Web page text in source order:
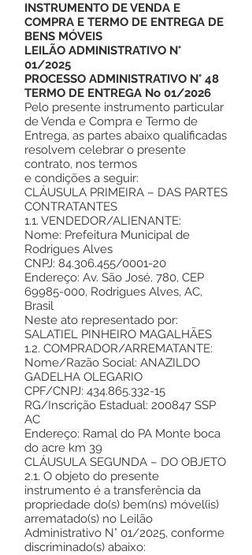
INSTRUMENTO DE VENDA E
COMPRA E TERMO DE ENTREGA DE
BENS MÓVEIS
LEILÃO ADMINISTRATIVO N°
01/2025
PROCESSO ADMINISTRATIVO N° 48
TERMO DE ENTREGA No 01/2026
Pelo presente instrumento particular
de Venda e Compra e Termo de
Entrega, as partes abaixo qualificadas
resolvem celebrar o presente
contrato, nos termos
e condições a seguir:
CLÁUSULA PRIMEIRA – DAS PARTES
CONTRATANTES
1.1. VENDEDOR/ALIENANTE:
Nome: Prefeitura Municipal de
Rodrigues Alves
CNPJ: 84.306.455/0001-20
Endereço: Av. São José, 780, CEP
69985-000, Rodrigues Alves, AC,
Brasil
Neste ato representado por:
SALATIEL PINHEIRO MAGALHÃES
1.2. COMPRADOR/ARREMATANTE:
Nome/Razão Social: ANAZILDO
GADELHA OLEGARIO
CPF/CNPJ: 434.865.332-15
RG/Inscrição Estadual: 200847 SSP
AC
Endereço: Ramal do PA Monte boca
do acre km 39
CLÁUSULA SEGUNDA – DO OBJETO
2.1. O objeto do presente
instrumento é a transferência da
propriedade do(s) bem(ns) móvel(is)
arrematado(s) no Leilão
Administrativo N° 01/2025, conforme
discriminado(s) abaixo: